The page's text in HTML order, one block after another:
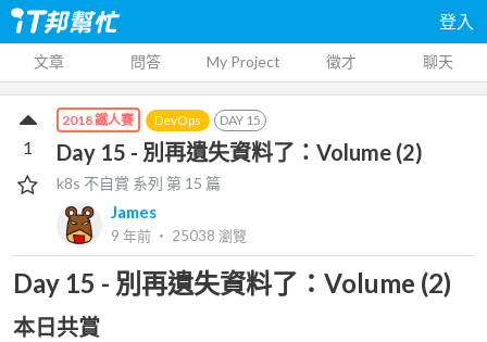
登入
文章 問答 My Project 徵才 聊天
2018 鐵人賽 DevOps DAY 15
Day 15 - 別再遺失資料了：Volume (2)
k8s 不自賞 系列 第 15 篇
James
9 年前 ‧ 25038 瀏覽
1
Day 15 - 別再遺失資料了：Volume (2)
本日共賞